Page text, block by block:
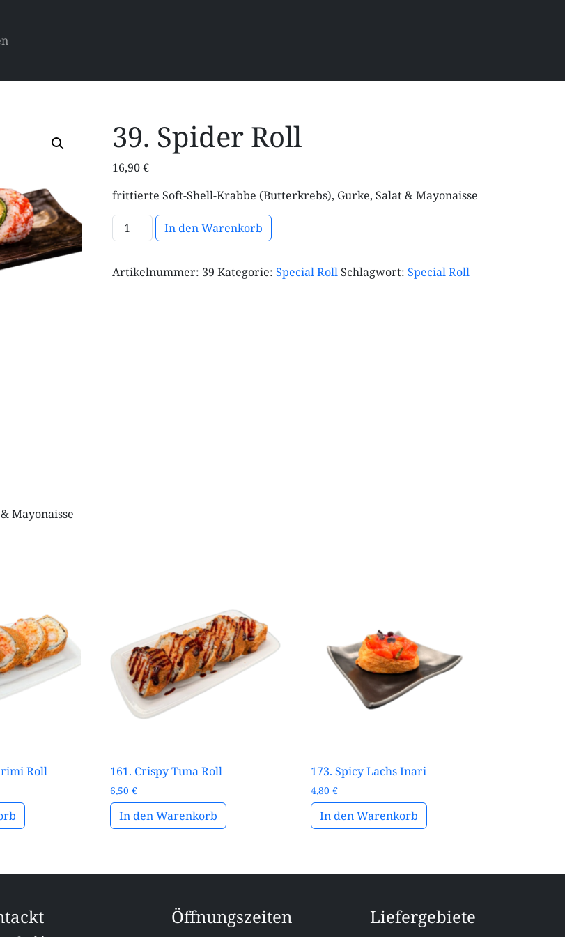
39. Spider Roll
16,90€
frittierte Soft-Shell-Krabbe (Butterkrebs), Gurke, Salat & Mayonaisse
39. Spider Roll Menge
In den Warenkorb
Artikelnummer: 39 Kategorie:Special RollSchlagwort:Special Roll
& Mayonaisse
Roll 161. Crispy Tuna Roll
6,50 €
In den Warenkorb
173. Spicy Lachs Inari
4,80€
In den Warenkorb
Öffnungszeiten Liefergebiete